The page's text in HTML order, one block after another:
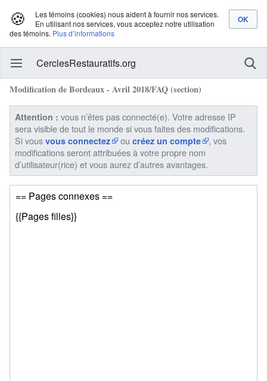
🍪
Les témoins (cookies) nous aident à fournir nos services.
En utilisant nos services, vous acceptez notre utilisation
des témoins. Plus d’informations
CerclesRestauratifs.org
Modification de Bordeaux - Avril 2018/FAQ (section)
Attention : vous n’êtes pas connecté(e). Votre adresse IP
sera visible de tout le monde si vous faites des modifications.
Si vous vous connectez ou créez un compte
, vos
modifications seront attribuées à votre propre nom
d’utilisateur(rice) et vous aurez d’autres avantages.